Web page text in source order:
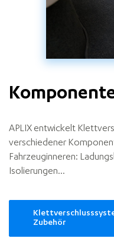
APLIX entwickelt
verschiedener
Fahrzeuginneren:
Isolierungen...
Zubehör